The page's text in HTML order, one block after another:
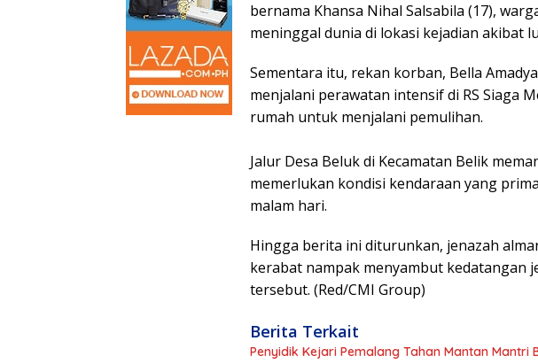
bernama Khansa Nihal Salsabila (17),
meninggal dunia di lokasi kejadian akibat
​Sementara itu, rekan korban, Bella
menjalani perawatan intensif di RS Siaga
rumah untuk menjalani pemulihan.
Jalur Desa Beluk di Kecamatan Belik
memerlukan kondisi kendaraan yang
malam hari.
​Hingga berita ini diturunkan, jenazah
kerabat nampak menyambut kedatangan
tersebut. (Red/CMI Group)
Berita Terkait
Penyidik Kejari Pemalang Tahan Mantan Mantri